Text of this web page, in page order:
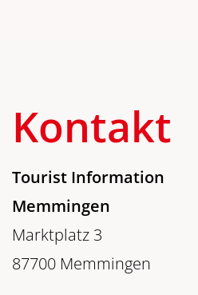
Kontakt
Tourist Information
Memmingen
Marktplatz 3
87700 Memmingen